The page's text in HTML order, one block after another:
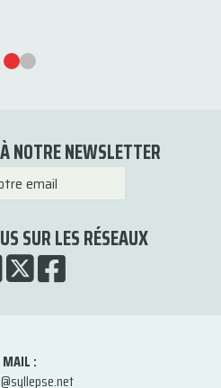
NOTRE NEWSLETTER
SUR LES RÉSEAUX
MAIL :